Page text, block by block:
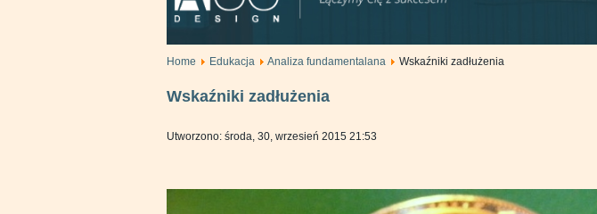
Home Edukacja Analiza fundamentalana Wskaźniki zadłużenia
Wskaźniki zadłużenia
Utworzono: środa, 30, wrzesień 2015 21:53